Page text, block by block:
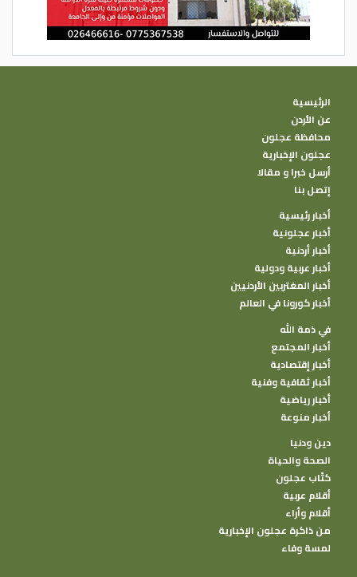
الرئيسية
عن الأردن
محافظة عجلون
عجلون الإخبارية
أرسل خبرا و مقالا
إتصل بنا
أخبار رئيسية
أخبار عجلونية
أخبار أردنية
أخبار عربية ودولية
أخبار المغتربين الأردنيين
أخبار كورونا في العالم
في ذمة الله
أخبار المجتمع
أخبار إقتصادية
أخبار ثقافية وفنية
أخبار رياضية
أخبار منوعة
دين ودنيا
الصحة والحياة
كتًاب عجلون
أقلام عربية
أقلام وأراء
من ذاكرة عجلون الإخبارية
لمسة وفاء